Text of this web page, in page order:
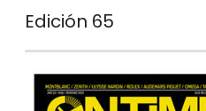
Edición 65